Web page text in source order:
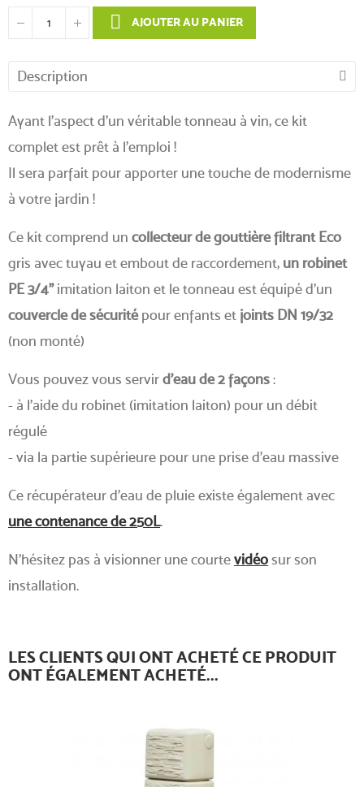
AJOUTER AU PANIER
Description
Ayant l'aspect d'un véritable tonneau à vin, ce kit
complet est prêt à l'emploi !
Il sera parfait pour apporter une touche de modernisme
à votre jardin !
Ce kit comprend un collecteur de gouttière filtrant Eco
gris avec tuyau et embout de raccordement, un robinet
PE 3/4"imitation laiton et le tonneau est équipé d'un
couvercle de sécuritépour enfants et joints DN 19/32
(non monté)
Vous pouvez vous servird'eau de 2 façons:
- à l'aide du robinet (imitation laiton) pour un débit
régulé
- via la partie supérieure pour une prise d'eau massive
Ce récupérateur d'eau de pluie existe également avec
une contenance de 250L.
N'hésitez pas à visionner une courtevidéosur son
installation.
LES CLIENTS QUI ONT ACHETÉ CE PRODUIT
ONT ÉGALEMENT ACHETÉ...